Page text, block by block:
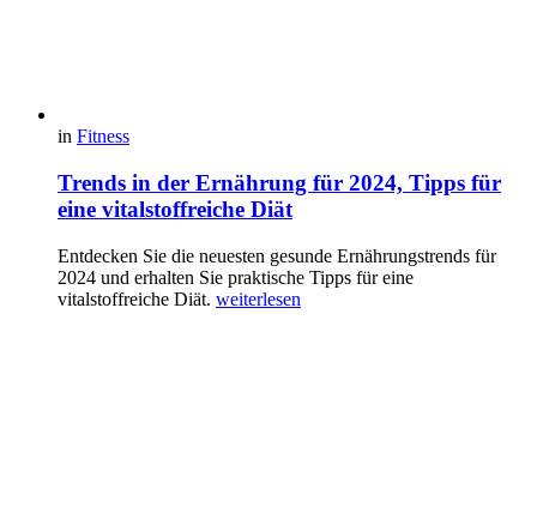
in Fitness
Trends in der Ernährung für 2024, Tipps für
eine vitalstoffreiche Diät
Entdecken Sie die neuesten gesunde Ernährungstrends für
2024 und erhalten Sie praktische Tipps für eine
vitalstoffreiche Diät. weiterlesen